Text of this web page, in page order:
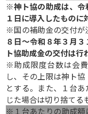
※神ト協の助成は、
１日に導入したものに
※国の補助金の交付が
８日～令和８年３月
ト協助成金の交付は行
※助成限度台数は会
し、その上限は神ト
とする。また、１台
じた場合は切り捨てる
※１台あたりの助成額